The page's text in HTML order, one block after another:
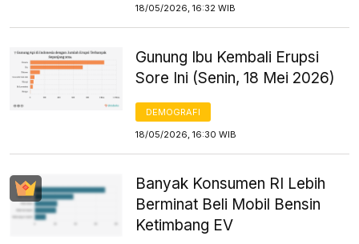
18/05/2026, 16:32 WIB
Gunung Ibu Kembali Erupsi
Sore Ini (Senin, 18 Mei 2026)
DEMOGRAFI
18/05/2026, 16:30 WIB
Banyak Konsumen RI Lebih
Berminat Beli Mobil Bensin
Ketimbang EV